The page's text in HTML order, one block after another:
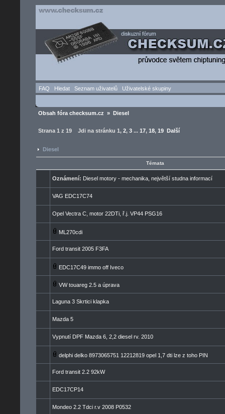
FAQ Hledat Seznam uživatelů Uživatelské skupiny
Obsah fóra checksum.cz » Diesel
Strana 1 z 19 Jdi na stránku 1, 2, 3 ... 17, 18, 19 Další
Diesel
Témata
Oznámení: Diesel motory - mechanika, největší studna informací
VAG EDC17C74
Opel Vectra C, motor 22DTi, ř.j. VP44 PSG16
ML270cdi
Ford transit 2005 F3FA
EDC17C49 immo off Iveco
VW touareg 2.5 a úprava
Laguna 3 Skrtici klapka
Mazda 5
Vypnutí DPF Mazda 6, 2,2 diesel rv. 2010
delphi delko 8973065751 12212819 opel 1,7 dti lze z toho PIN
Ford transit 2.2 92kW
EDC17CP14
Mondeo 2.2 Tdci r.v 2008 P0532